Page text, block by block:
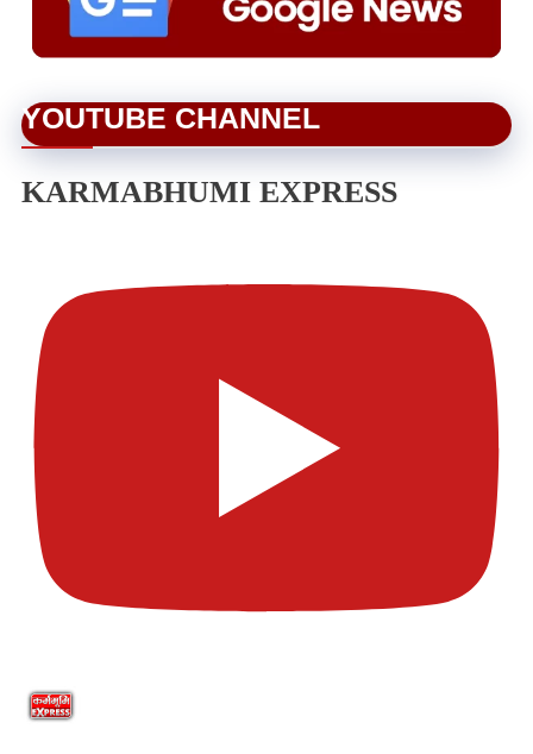
YOUTUBE CHANNEL
KARMABHUMI EXPRESS